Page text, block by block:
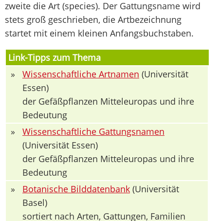
zweite die Art (species). Der Gattungsname wird
stets groß geschrieben, die Artbezeichnung
startet mit einem kleinen Anfangsbuchstaben.
Link-Tipps zum Thema
»
Wissenschaftliche Artnamen (Universität
Essen)
der Gefäßpflanzen Mitteleuropas und ihre
Bedeutung
»
Wissenschaftliche Gattungsnamen
(Universität Essen)
der Gefäßpflanzen Mitteleuropas und ihre
Bedeutung
»
Botanische Bilddatenbank (Universität
Basel)
sortiert nach Arten, Gattungen, Familien